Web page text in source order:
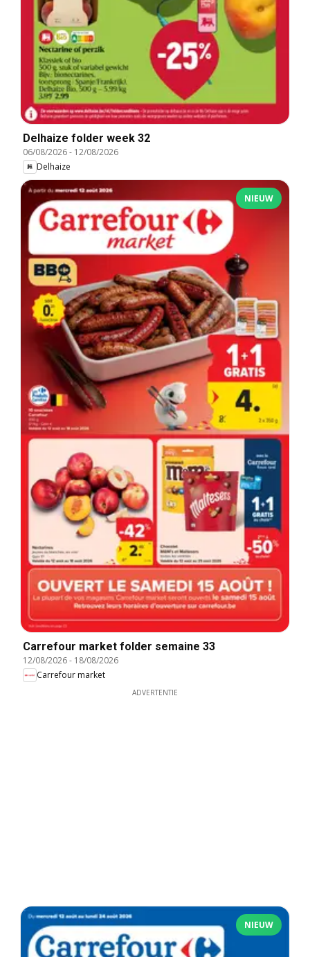
Delhaize folder week 32
06/08/2026- 12/08/2026
Delhaize
NIEUW
Carrefour market folder semaine 33
12/08/2026- 18/08/2026
Carrefour market
ADVERTENTIE
NIEUW